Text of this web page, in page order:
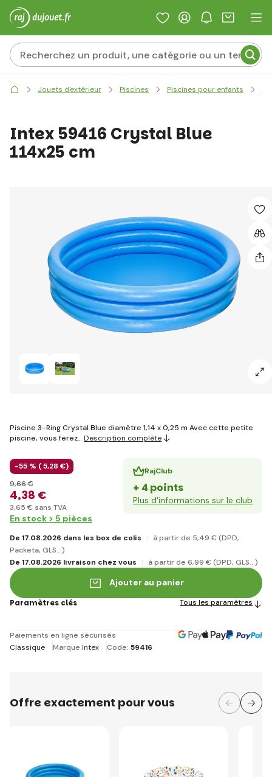
Jouets d'extérieur Piscines Piscines pour enfants
Intex 59416 Crystal Blue
114x25 cm
Piscine 3-Ring Crystal Blue diamètre 1,14 x 0,25 m Avec cette petite
piscine, vous ferez… Description complète
-55 % (5,28 €)
4,38 €
9,66 €
3,65 € sans TVA
RajClub
+ 4 points
Plus d'informations sur le club
En stock > 5 pièces
De 17.08.2026 dans les box de colis à partir de 5,49 € (DPD,
Packeta, GLS...)
De 17.08.2026 livraison chez vous
à partir de 6,99 € (DPD, GLS...)
Ajouter au panier
Paramètres clés Tous les paramètres
Paiements en ligne sécurisés
Classique
Marque Intex Code: 59416
Offre exactement pour vous